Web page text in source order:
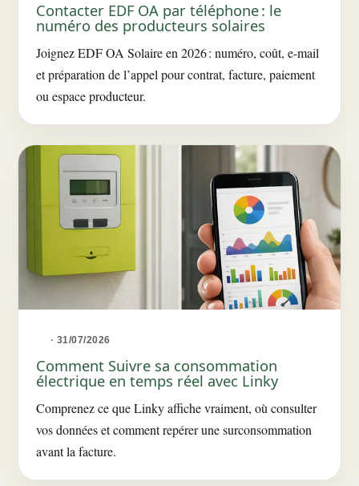
Contacter EDF OA par téléphone : le
numéro des producteurs solaires
Joignez EDF OA Solaire en 2026 : numéro, coût, e-mail
et préparation de l’appel pour contrat, facture, paiement
ou espace producteur.
· 31/07/2026
Comment Suivre sa consommation
électrique en temps réel avec Linky
Comprenez ce que Linky affiche vraiment, où consulter
vos données et comment repérer une surconsommation
avant la facture.